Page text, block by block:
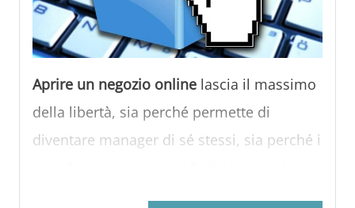
Aprire un negozio online lascia il massimo
della libertà, sia perché permette di
diventare manager di sé stessi, sia perché i